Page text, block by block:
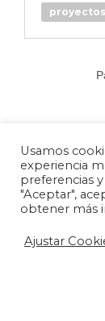
proyectos
Usamos
experiencia
preferencias
"Aceptar",
obtener más
Ajustar